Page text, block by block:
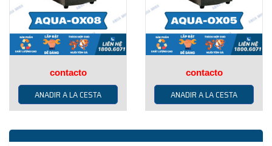
contacto
ANADIR A LA CESTA
contacto
ANADIR A LA CESTA